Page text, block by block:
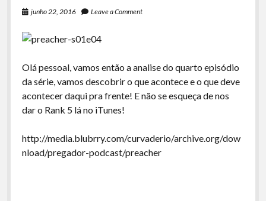
Curva Belas Artes
La Siesta Podcast
Boca do Lixo
Rachão na Beira do RIo
Arquivo CDR
Papo Tranqueira
Almir Ribeiro
Kaique Xavier
Mateus Mantoan
Rafael Almeida
twitterfacebookinstagramyoutube
rss email
junho 22, 2016 Leave a Comment
Olá pessoal, vamos então a analise do quarto episódio
da série, vamos descobrir o que acontece e o que deve
acontecer daqui pra frente! E não se esqueça de nos
dar o Rank 5 lá no iTunes!
http://media.blubrry.com/curvaderio/archive.org/dow
nload/pregador-podcast/preacher